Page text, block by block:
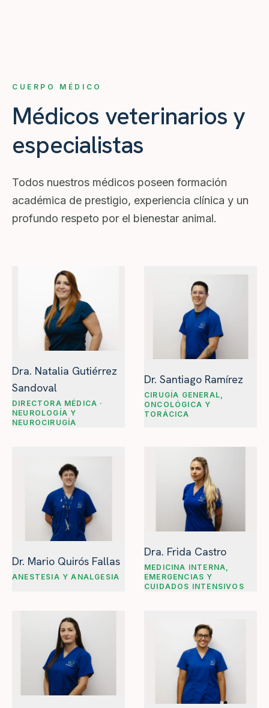
CUERPO MÉDICO
Médicos veterinarios y
especialistas
Todos nuestros médicos poseen formación
académica de prestigio, experiencia clínica y un
profundo respeto por el bienestar animal.
Dra. Natalia Gutiérrez
Sandoval
DIRECTORA MÉDICA ·
NEUROLOGÍA Y
NEUROCIRUGÍA
Dr. Santiago Ramírez
CIRUGÍA GENERAL,
ONCOLÓGICA Y
TORÁCICA
Dr. Mario Quirós Fallas
ANESTESIA Y ANALGESIA
Dra. Frida Castro
MEDICINA INTERNA,
EMERGENCIAS Y
CUIDADOS INTENSIVOS